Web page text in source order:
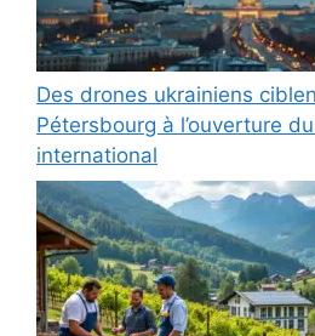
Des drones ukrainiens
Pétersbourg à l’ouverture
international